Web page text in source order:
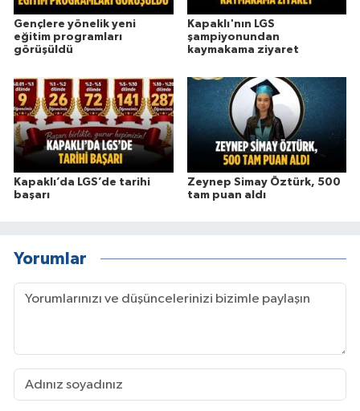
Gençlere yönelik yeni
eğitim programları
görüşüldü
Kapaklı'nın LGS
şampiyonundan
kaymakama ziyaret
Kapaklı’da LGS’de tarihi
başarı
Zeynep Simay Öztürk, 500
tam puan aldı
Yorumlar